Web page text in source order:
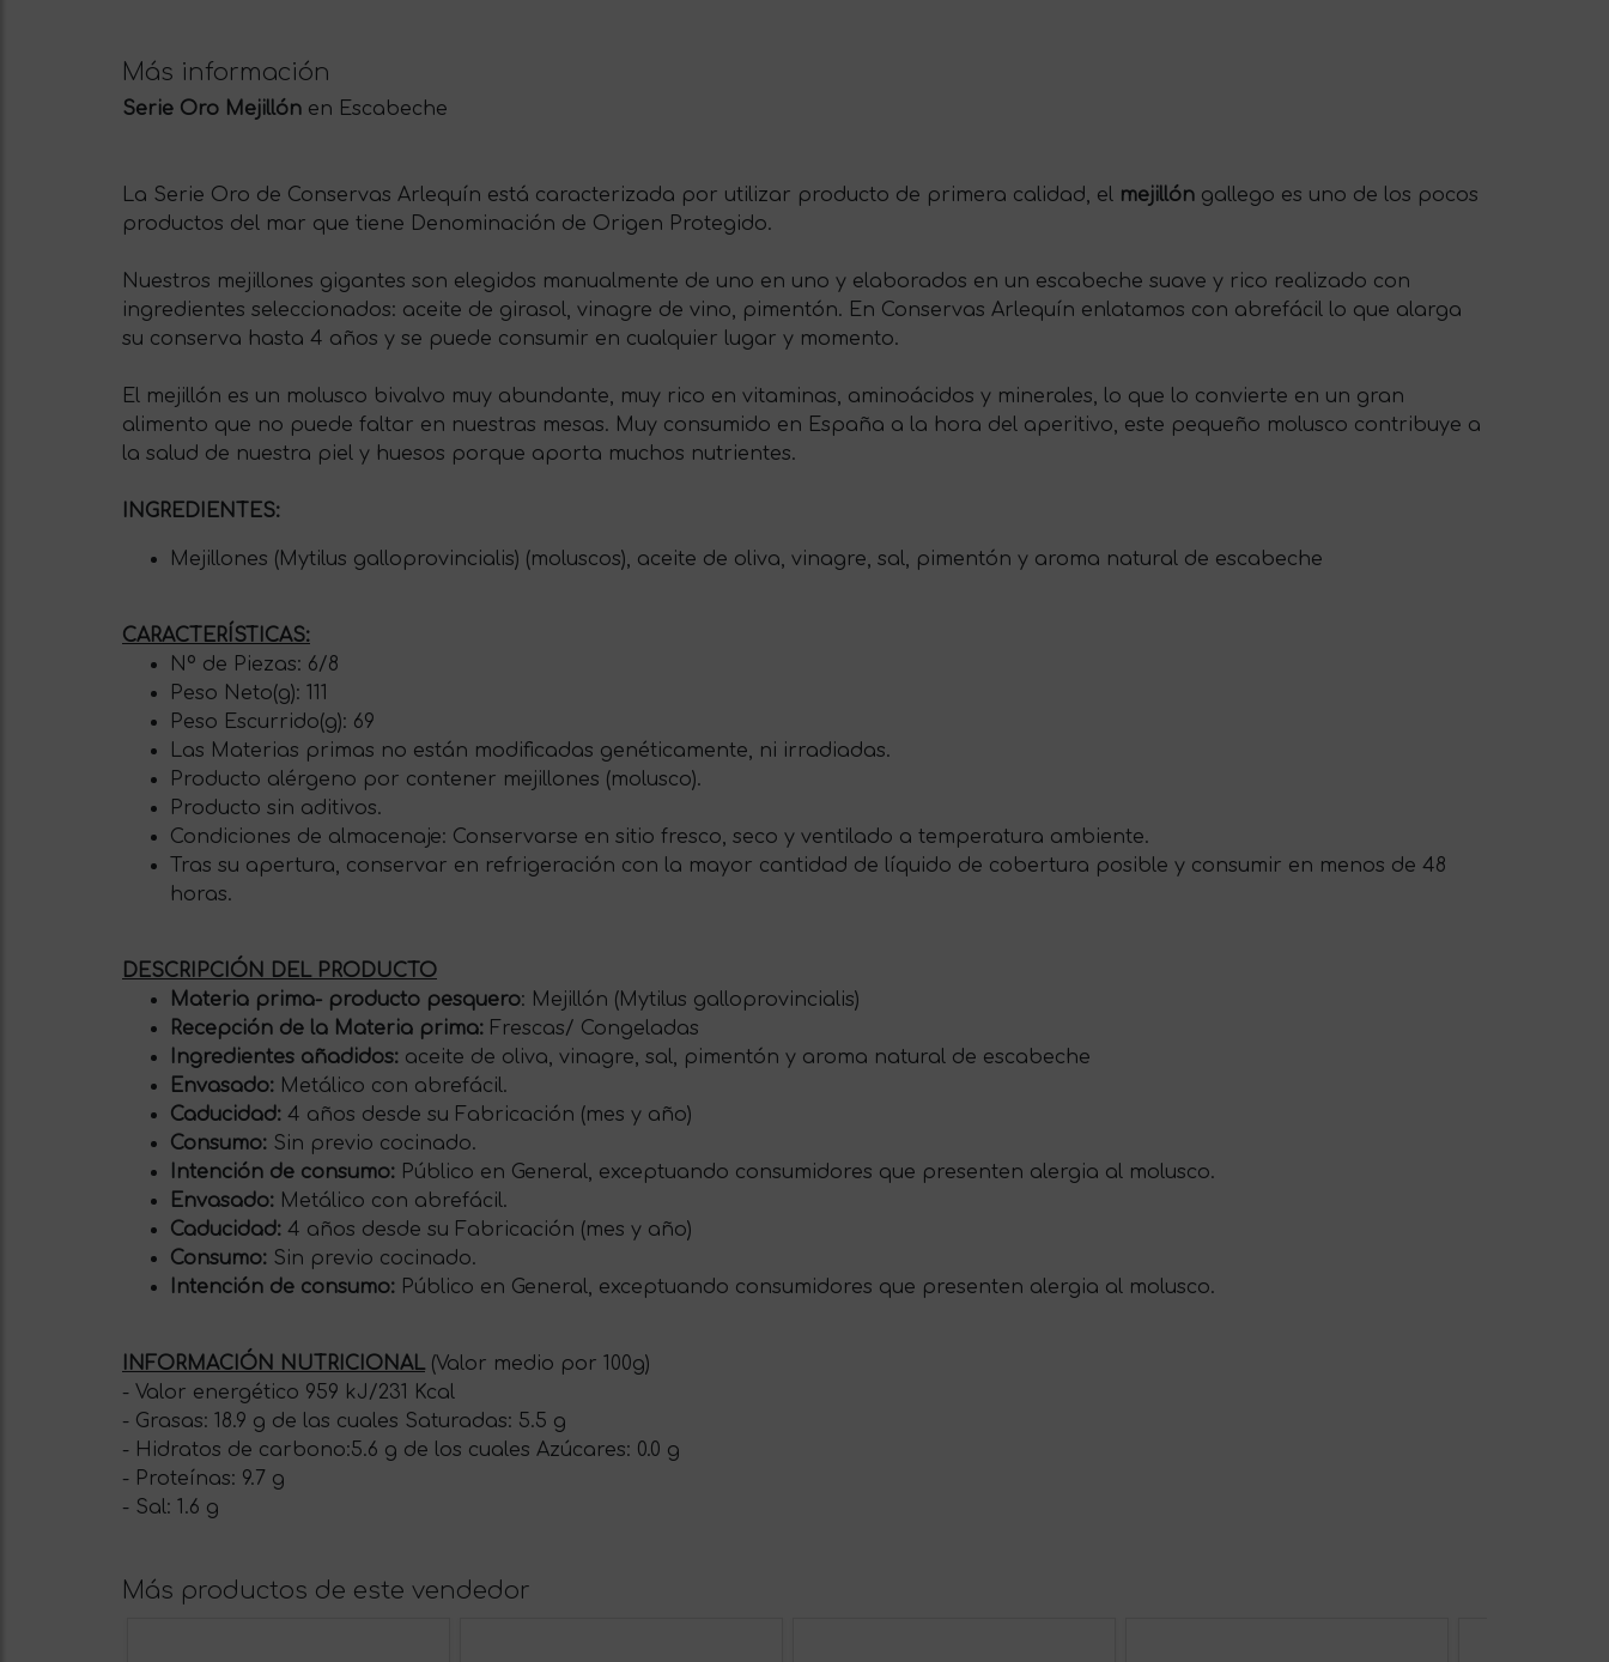
Más información
Serie Oro Mejillón en Escabeche
La Serie Oro de Conservas Arlequín está caracterizada por utilizar producto de primera calidad, el mejillón gallego es uno de los pocos
productos del mar que tiene Denominación de Origen Protegido.
Nuestros mejillones gigantes son elegidos manualmente de uno en uno y elaborados en un escabeche suave y rico realizado con
ingredientes seleccionados: aceite de girasol, vinagre de vino, pimentón. En Conservas Arlequín enlatamos con abrefácil lo que alarga
su conserva hasta 4 años y se puede consumir en cualquier lugar y momento.
El mejillón es un molusco bivalvo muy abundante, muy rico en vitaminas, aminoácidos y minerales, lo que lo convierte en un gran
alimento que no puede faltar en nuestras mesas. Muy consumido en España a la hora del aperitivo, este pequeño molusco contribuye a
la salud de nuestra piel y huesos porque aporta muchos nutrientes.
INGREDIENTES:
Mejillones (Mytilus galloprovincialis) (moluscos), aceite de oliva, vinagre, sal, pimentón y aroma natural de escabeche
CARACTERÍSTICAS:
Nº de Piezas: 6/8
Peso Neto(g): 111
Peso Escurrido(g): 69
Las Materias primas no están modificadas genéticamente, ni irradiadas.
Producto alérgeno por contener mejillones (molusco).
Producto sin aditivos.
Condiciones de almacenaje: Conservarse en sitio fresco, seco y ventilado a temperatura ambiente.
Tras su apertura, conservar en refrigeración con la mayor cantidad de líquido de cobertura posible y consumir en menos de 48
horas.
DESCRIPCIÓN DEL PRODUCTO
Materia prima- producto pesquero: Mejillón (Mytilus galloprovincialis)
Recepción de la Materia prima: Frescas/ Congeladas
Ingredientes añadidos: aceite de oliva, vinagre, sal, pimentón y aroma natural de escabeche
Envasado: Metálico con abrefácil.
Caducidad: 4 años desde su Fabricación (mes y año)
Consumo: Sin previo cocinado.
Intención de consumo: Público en General, exceptuando consumidores que presenten alergia al molusco.
Envasado: Metálico con abrefácil.
Caducidad: 4 años desde su Fabricación (mes y año)
Consumo: Sin previo cocinado.
Intención de consumo: Público en General, exceptuando consumidores que presenten alergia al molusco.
INFORMACIÓN NUTRICIONAL(Valor medio por 100g)
- Valor energético 959 kJ/231 Kcal
- Grasas: 18.9 g de las cuales Saturadas: 5.5 g
- Hidratos de carbono:5.6 g de los cuales Azúcares: 0.0 g
- Proteínas: 9.7 g
- Sal: 1.6 g
Más productos de este vendedor